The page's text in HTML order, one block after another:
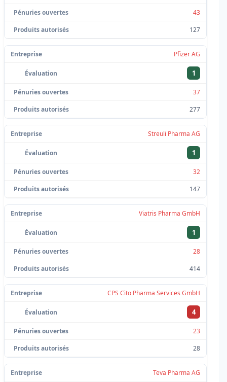
43
127
Pfizer AG
1
37
277
Streuli Pharma AG
1
32
147
Viatris Pharma GmbH
1
28
414
CPS Cito Pharma Services GmbH
4
23
28
Teva Pharma AG